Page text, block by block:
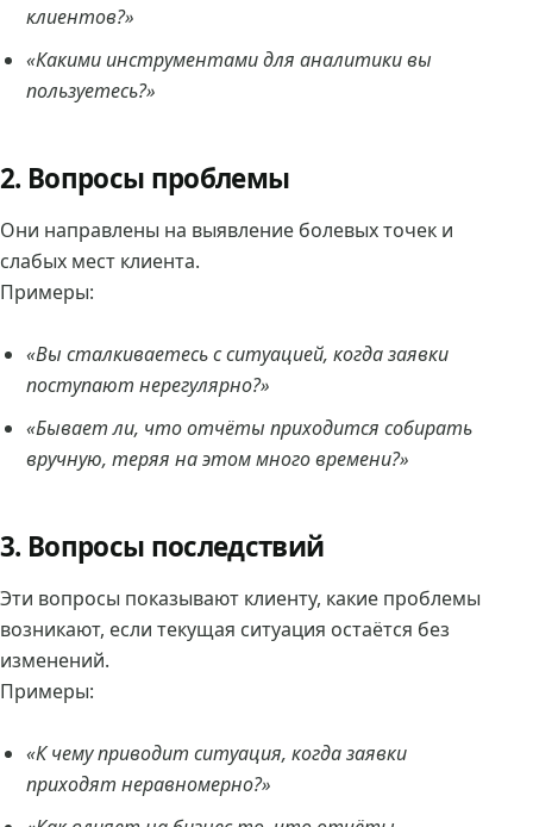
клиентов?»
«Какими инструментами для аналитики вы
пользуетесь?»
2. Вопросы проблемы
Они направлены на выявление болевых точек и
слабых мест клиента.
Примеры:
«Вы сталкиваетесь с ситуацией, когда заявки
поступают нерегулярно?»
«Бывает ли, что отчёты приходится собирать
вручную, теряя на этом много времени?»
3. Вопросы последствий
Эти вопросы показывают клиенту, какие проблемы
возникают, если текущая ситуация остаётся без
изменений.
Примеры:
«К чему приводит ситуация, когда заявки
приходят неравномерно?»